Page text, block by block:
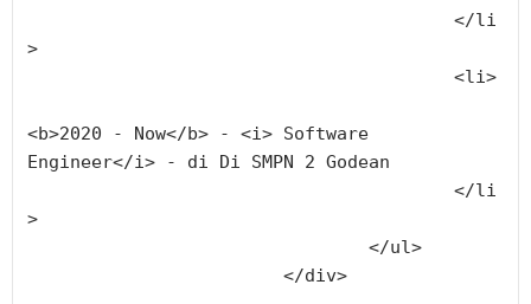
>
					<li>
<b>2020 - Now</b> - <i> Software
Engineer</i> - di Di SMPN 2 Godean
>
				</ul>
			</div>